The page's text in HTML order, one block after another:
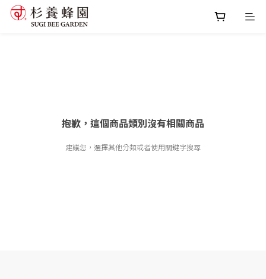
抱歉，這個商品類別沒有相關商品
建議您，選擇其他分類或者使用關鍵字搜尋